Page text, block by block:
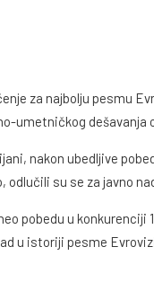
za najbolju pesmu
umetničkog dešavanja
nakon ubedljive
odlučili su se za javno
pobedu u konkurenciji
u istoriji pesme